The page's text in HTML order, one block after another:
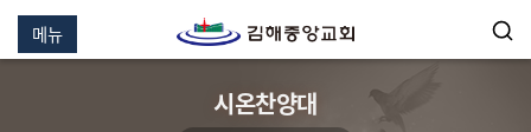
메뉴
시온찬양대